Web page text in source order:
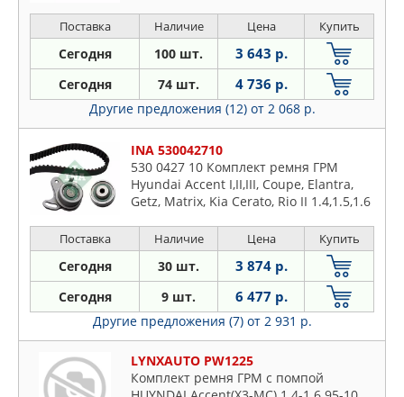
Поставка Наличие Цена Купить
Сегодня 100 шт. 3 643 р.
Сегодня 74 шт. 4 736 р.
Другие предложения (12) от 2 068 р.
INA 530042710
530 0427 10 Комплект ремня ГРМ
Hyundai Accent I,II,III, Coupe, Elantra,
Getz, Matrix, Kia Cerato, Rio II 1.4,1.5,1.6
Поставка Наличие Цена Купить
Сегодня 30 шт. 3 874 р.
Сегодня 9 шт. 6 477 р.
Другие предложения (7) от 2 931 р.
LYNXAUTO PW1225
Комплект ремня ГРМ с помпой